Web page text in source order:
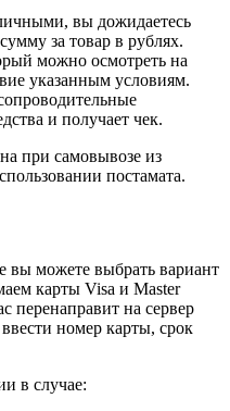
вы дожидаетесь
за товар в рублях.
можно осмотреть на
указанным условиям.
и получает чек.
при самовывозе из
постамата.
вы можете выбрать вариант
карты Visa и Master
перенаправит на сервер
номер карты, срок
в случае: